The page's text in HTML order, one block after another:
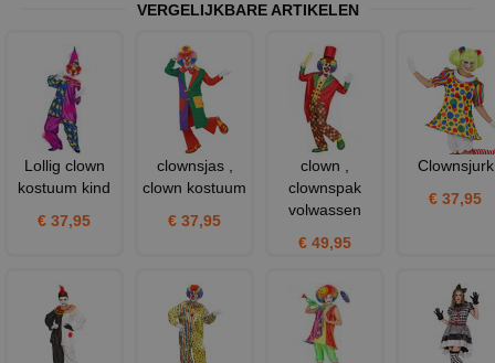
VERGELIJKBARE ARTIKELEN
Lollig clown
kostuum kind
€ 37,95
clownsjas ,
clown kostuum
€ 37,95
clown ,
clownspak
volwassen
€ 49,95
Clownsjurk
€ 37,95